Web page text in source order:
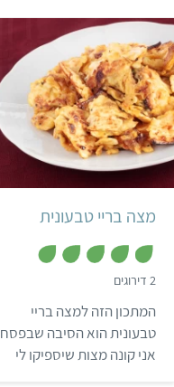
קל 20 דקות
מנה אחת יהודי
מצה בריי טבעונית
2 דירוגים
מ
ת
ו
ך
5
המתכון הזה למצה בריי
טבעונית הוא הסיבה שבפסח
אני קונה מצות שיספיקו לי